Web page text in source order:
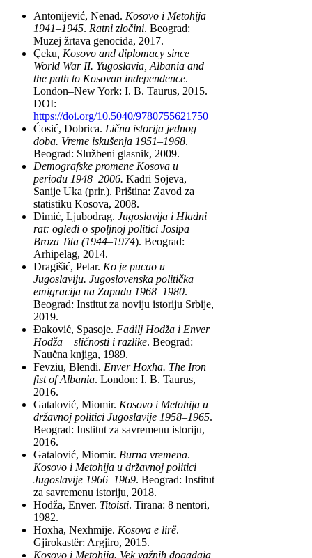
Antonijević, Nenad. Kosovo i Metohija
1941–1945. Ratni zločini. Beograd:
Muzej žrtava genocida, 2017.
Çeku Kosovo and diplomacy since
World War II. Yugoslavia, Albania and
the path to Kosovan independence.
London–New York: I. B. Taurus, 2015.
DOI:
https://doi.org/10.5040/9780755621750
Ćosić, Dobrica. Lična istorija jednog
doba. Vreme iskušenja 1951–1968.
Beograd: Službeni glasnik, 2009.
Demografske promene Kosova u
periodu 1948–2006. Kadri Sojeva,
Sanije Uka (prir.). Priština: Zavod za
statistiku Kosova, 2008.
Dimić, Ljubodrag. Jugoslavija i Hladni
rat: ogledi o spoljnoj politici Josipa
Broza Tita (1944–1974). Beograd:
Arhipelag, 2014.
Dragišić, Petar. Ko je pucao u
Jugoslaviju. Jugoslovenska politička
emigracija na Zapadu 1968–1980.
Beograd: Institut za noviju istoriju Srbije,
2019.
Đaković, Spasoje. Fadilj Hodža i Enver
Hodža – sličnosti i razlike. Beograd:
Naučna knjiga, 1989.
Fevziu, Blendi. Enver Hoxha. The Iron
fist of Albania. London: I. B. Taurus,
2016.
Gatalović, Miomir. Kosovo i Metohija u
državnoj politici Jugoslavije 1958–1965.
Beograd: Institut za savremenu istoriju,
2016.
Gatalović, Miomir. Burna vremena.
Kosovo i Metohija u državnoj politici
Jugoslavije 1966–1969. Beograd: Institut
za savremenu istoriju, 2018.
Hodža, Enver. Titoisti. Tirana: 8 nentori,
1982.
Hoxha, Nexhmije. Kosova e lirë.
Gjirokastër: Argjiro, 2015.
Kosovo i Metohija. Vek važnih događaja